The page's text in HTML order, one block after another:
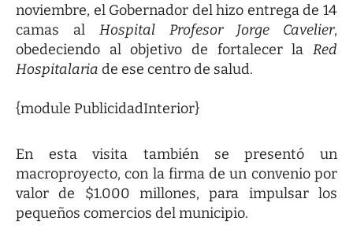
noviembre, el Gobernador del hizo entrega de 14
camas alHospital Profesor Jorge Cavelier,
obedeciendo al objetivo de fortalecer la Red
Hospitalaria de ese centro de salud.
{module PublicidadInterior}
En esta visita también se presentó un
macroproyecto, con la firma de un convenio por
valor de $1.000 millones, para impulsar los
pequeños comercios del municipio.